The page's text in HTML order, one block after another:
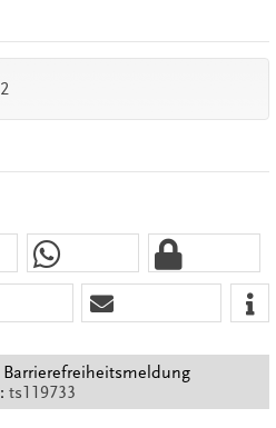
Barrierefreiheitsmeldung
ts119733